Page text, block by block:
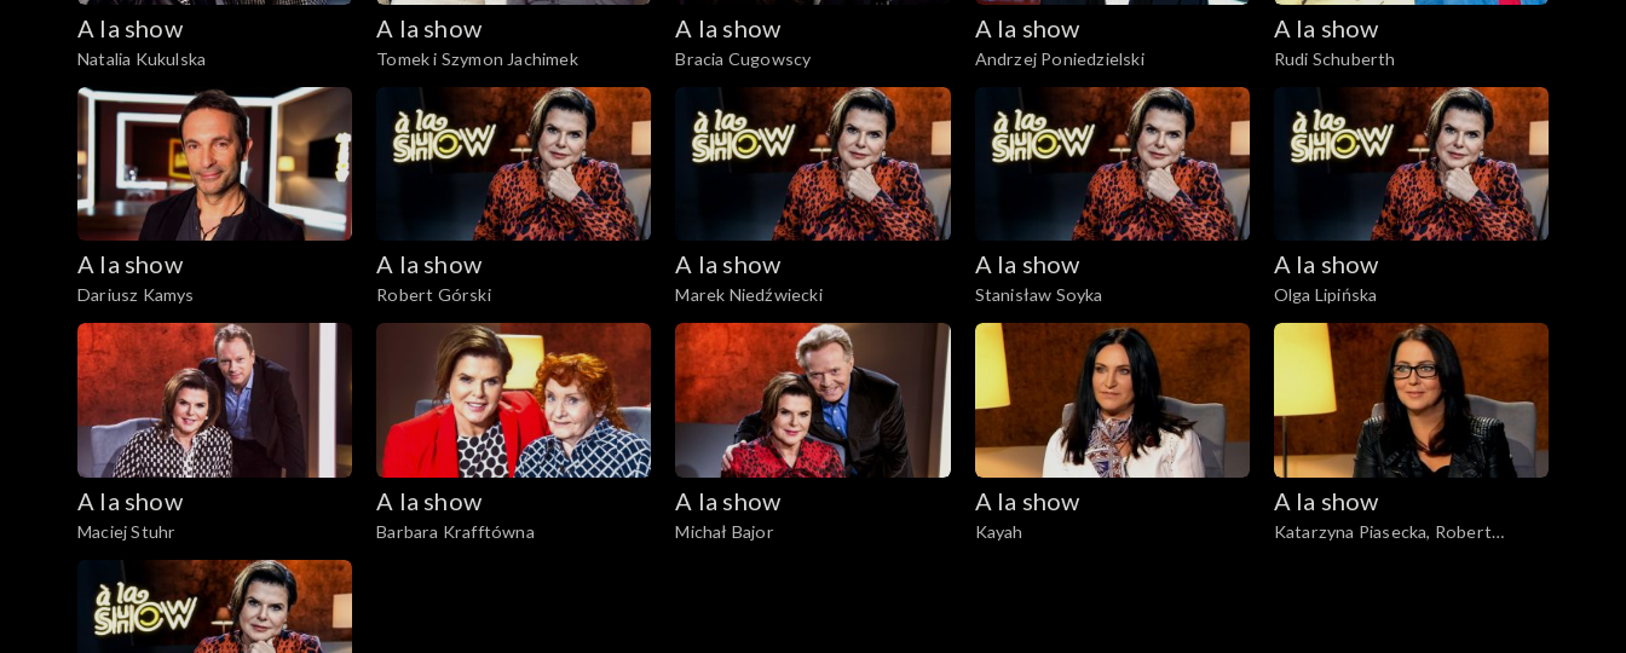
A la show
Natalia Kukulska
A la show
Tomek i Szymon Jachimek
A la show
Bracia Cugowscy
A la show
Andrzej Poniedzielski
A la show
Rudi Schuberth
A la show
Dariusz Kamys
A la show
Robert Górski
A la show
Marek Niedźwiecki
A la show
Stanisław Soyka
A la show
Olga Lipińska
A la show
Maciej Stuhr
A la show
Barbara Krafftówna
A la show
Michał Bajor
A la show
Kayah
A la show
Katarzyna Piasecka, Robert